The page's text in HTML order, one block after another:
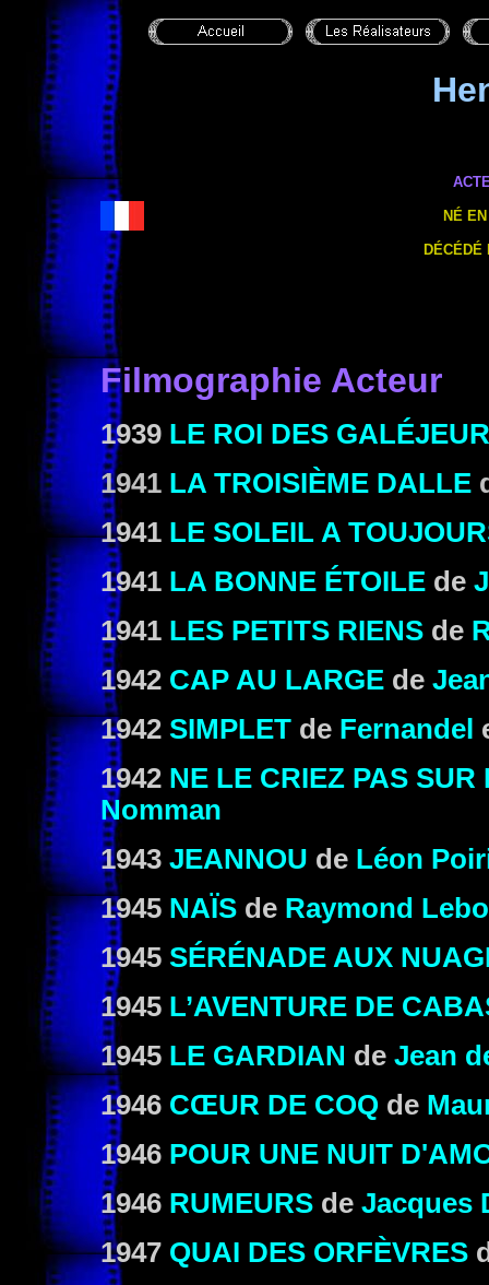
NÉ
DÉCÉDÉ
Filmographie Acteur
1939 LE ROI DES
1941 LA TROISIÈME DALLE
1941 LE SOLEIL A
1941 LA BONNE ÉTOILE de
1941 LES PETITS RIENS de
1942 CAP AU LARGE de
1942 SIMPLET de Fernandel
1942 NE LE CRIEZ PAS SUR
Nomman
1943 JEANNOU de Léon
1945 NAÏS de Raymond
1945 SÉRÉNADE AUX
1945 L’AVENTURE DE
1945 LE GARDIAN de Jean
1946 CŒUR DE COQ de
1946 POUR UNE NUIT
1946 RUMEURS de Jacques
1947 QUAI DES ORFÈVRES